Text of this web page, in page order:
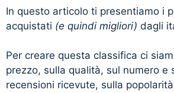
In questo articolo ti presentiamo i
acquistati (e quindi migliori) dagli
Per creare questa classifica ci
prezzo, sulla qualità, sul numero e
recensioni ricevute, sulla popolarità